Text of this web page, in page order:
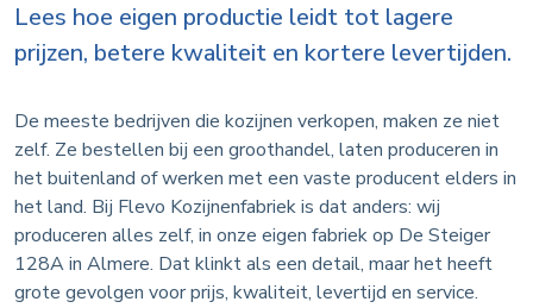
Lees hoe eigen productie leidt tot lagere
prijzen, betere kwaliteit en kortere levertijden.
De meeste bedrijven die kozijnen verkopen, maken ze niet
zelf. Ze bestellen bij een groothandel, laten produceren in
het buitenland of werken met een vaste producent elders in
het land. Bij Flevo Kozijnenfabriek is dat anders: wij
produceren alles zelf, in onze eigen fabriek op De Steiger
128A in Almere. Dat klinkt als een detail, maar het heeft
grote gevolgen voor prijs, kwaliteit, levertijd en service.